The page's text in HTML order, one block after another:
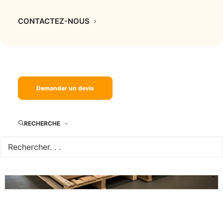
CONTACTEZ-NOUS
Demander un devis
RECHERCHE